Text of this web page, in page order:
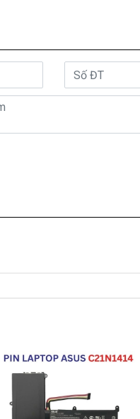
2 loại thôi nhé.
thếGiá bán là780k
thứ 3 sàn xuất nhé )
hãng Giá bạn mua là980k
những điều kiện như sau: